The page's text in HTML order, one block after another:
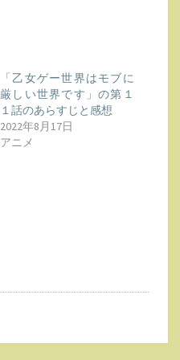
想。
「乙女ゲー世界はモブに
厳しい世界です」の第１
１話のあらすじと感想
2022年8月17日
アニメ